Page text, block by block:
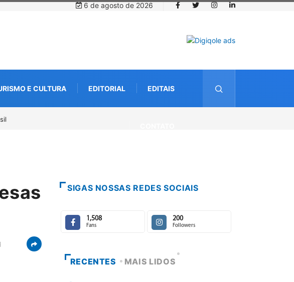
6 de agosto de 2026
E CULTURA EDITORIAL EDITAIS
em parceria com startup da Amazônia
SIGAS NOSSAS REDES SOCIAIS
1,508
Fans
200
Followers
RECENTES MAIS LIDOS